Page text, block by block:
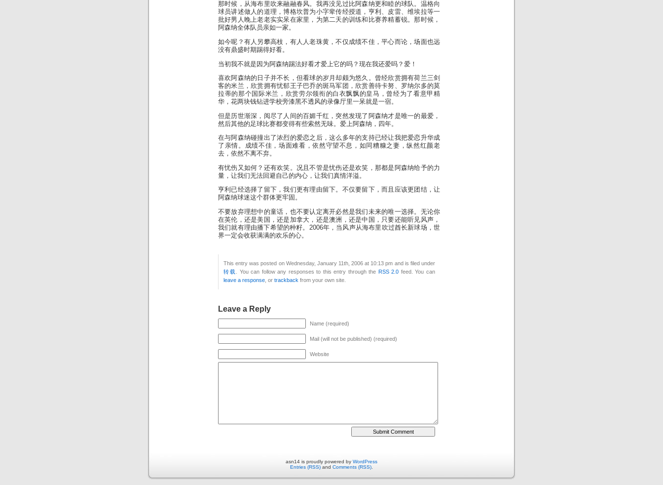
那时候，从海布里吹来融融春风。我再没见过比阿森纳更和睦的球队。温格向
球员讲述做人的道理，博格坎普为小字辈传经授道，亨利、皮雷、维埃拉等一
批好男人晚上老老实实呆在家里，为第二天的训练和比赛养精蓄锐。那时候，
阿森纳全体队员亲如一家。
如今呢？有人另攀高枝，有人人老珠黄，不仅成绩不佳，平心而论，场面也远
没有鼎盛时期踢得好看。
当初我不就是因为阿森纳踢法好看才爱上它的吗？现在我还爱吗？爱！
喜欢阿森纳的日子并不长，但看球的岁月却颇为悠久。曾经欣赏拥有荷兰三剑
客的米兰，欣赏拥有忧郁王子巴乔的斑马军团，欣赏善待卡努、罗纳尔多的莫
拉蒂的那个国际米兰，欣赏劳尔领衔的白衣飘飘的皇马，曾经为了看意甲精
华，花两块钱钻进学校旁漆黑不透风的录像厅里一呆就是一宿。
但是历世渐深，阅尽了人间的百媚千红，突然发现了阿森纳才是唯一的最爱，
然后其他的足球比赛都变得有些索然无味。爱上阿森纳，四年。
在与阿森纳碰撞出了浓烈的爱恋之后，这么多年的支持已经让我把爱恋升华成
了亲情。成绩不佳，场面难看，依然守望不息，如同糟糠之妻，纵然红颜老
去，依然不离不弃。
有忧伤又如何？还有欢笑。况且不管是忧伤还是欢笑，那都是阿森纳给予的力
量，让我们无法回避自己的内心，让我们真情洋溢。
亨利已经选择了留下，我们更有理由留下。不仅要留下，而且应该更团结，让
阿森纳球迷这个群体更牢固。
不要放弃理想中的童话，也不要认定离开必然是我们未来的唯一选择。无论你
在英伦，还是美国，还是加拿大，还是澳洲，还是中国，只要还能听见风声，
我们就有理由播下希望的种籽。2006年，当风声从海布里吹过酋长新球场，世
界一定会收获满满的欢乐的心。
This entry was posted on Wednesday, January 11th, 2006 at 10:13 pm and is filed under
转载 . You can follow any responses to this entry through the RSS 2.0 feed. You can
leave a response , or trackback from your own site.
Leave a Reply
Name (required)
Mail (will not be published) (required)
Website
asn14 is proudly powered by WordPress
Entries (RSS) and Comments (RSS)